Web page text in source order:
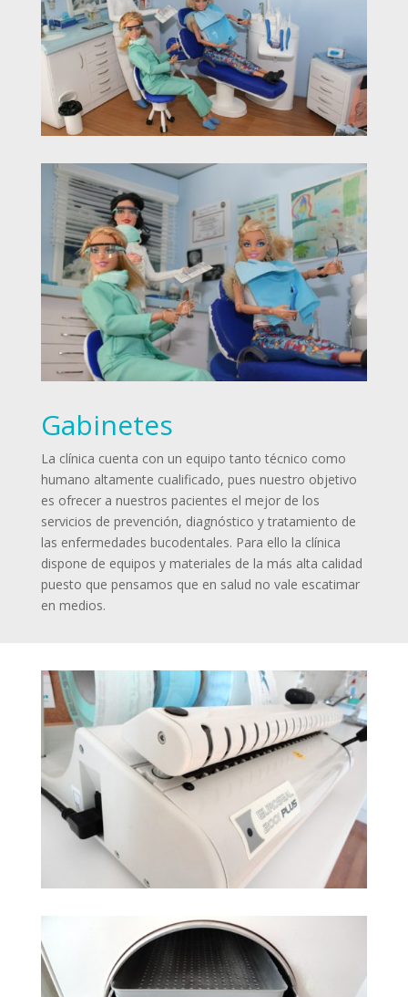
Gabinetes
La clínica cuenta con un equipo tanto técnico como
humano altamente cualificado, pues nuestro objetivo
es ofrecer a nuestros pacientes el mejor de los
servicios de prevención, diagnóstico y tratamiento de
las enfermedades bucodentales. Para ello la clínica
dispone de equipos y materiales de la más alta calidad
puesto que pensamos que en salud no vale escatimar
en medios.